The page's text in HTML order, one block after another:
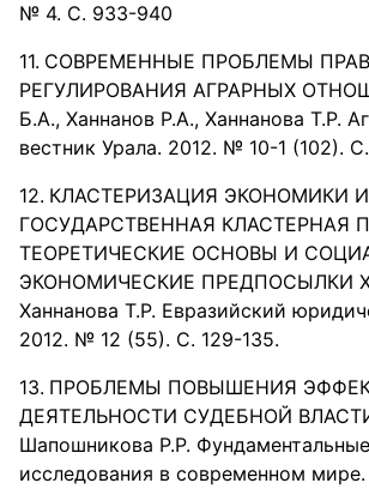
№ 4. С. 933-940
СОВРЕМЕННЫЕ ПРОБЛЕМЫ
РЕГУЛИРОВАНИЯ АГРАРНЫХ
Б.А., Ханнанов Р.А., Ханнанова Т.Р.
вестник Урала. 2012. № 10-1 (102).
КЛАСТЕРИЗАЦИЯ ЭКОНОМИКИ И
ГОСУДАРСТВЕННАЯ КЛАСТЕРНАЯ
ТЕОРЕТИЧЕСКИЕ ОСНОВЫ И
ЭКОНОМИЧЕСКИЕ ПРЕДПОСЫЛКИ
Ханнанова Т.Р. Евразийский
2012. № 12 (55). С. 129-135.
ПРОБЛЕМЫ ПОВЫШЕНИЯ
ДЕЯТЕЛЬНОСТИ СУДЕБНОЙ ВЛАСТИ
Шапошникова Р.Р.
исследования в современном